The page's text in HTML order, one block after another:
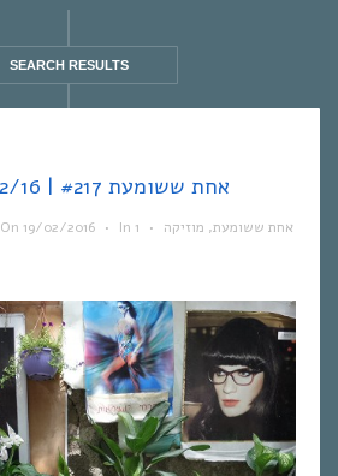
SEARCH RESULTS
1000 Ways | אחת ששומעת #217 | 18/2/16
On 19/02/2016 • In אחת ששומעת, מוזיקה •
1